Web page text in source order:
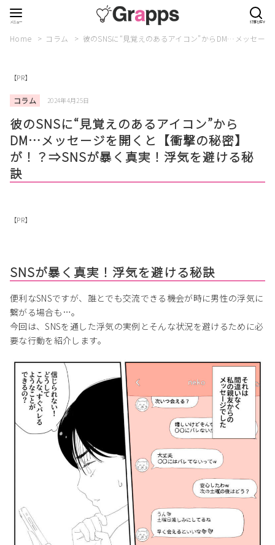
Home コラム 彼のSNSに“見覚えのあるアイコン”からDM…メッセー
【PR】
コラム 2024年4月25日
彼のSNSに“見覚えのあるアイコン”から
DM…メッセージを開くと【衝撃の秘密】
が！？⇒SNSが暴く真実！浮気を避ける秘
訣
【PR】
SNSが暴く真実！浮気を避ける秘訣
便利なSNSですが、誰とでも交流できる機会が時に男性の浮気に
繋がる場合も…。
今回は、SNSを通した浮気の実例とそんな状況を避けるために必
要な行動を紹介します。